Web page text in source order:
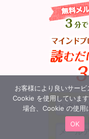
お客様により良いサー
Cookie を使用していま
場合、Cookie の使用
OK